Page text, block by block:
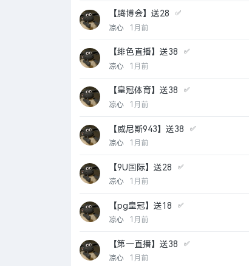
【腾博会】送28 ✅
凉心 1月前
【绯色直播】送38 ✅
凉心 1月前
【皇冠体育】送38 ✅
凉心 1月前
【威尼斯943】送38 ✅
凉心 1月前
【9U国际】送28 ✅
凉心 1月前
【pg皇冠】送18 ✅
凉心 1月前
【第一直播】送38 ✅
凉心 1月前